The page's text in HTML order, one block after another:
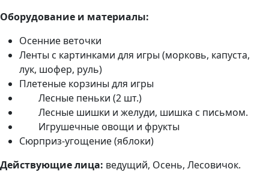
Оборудование и материалы:
Осенние веточки
Ленты с картинками для игры (морковь, капуста,
лук, шофер, руль)
Плетеные корзины для игры
Лесные пеньки (2 шт.)
Лесные шишки и желуди, шишка с письмом.
Игрушечные овощи и фрукты
Сюрприз-угощение (яблоки)
Действующие лица: ведущий, Осень, Лесовичок.